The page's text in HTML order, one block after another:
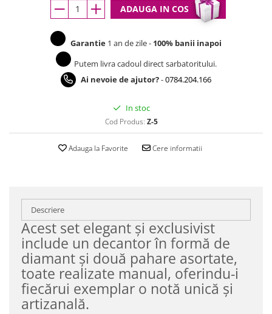
ADAUGA IN COS
Garantie 1 an de zile - 100% banii inapoi
Putem livra cadoul direct sarbatoritului.
Ai nevoie de ajutor?-0784.204.166
In stoc
Cod Produs: Z-5
Adauga la Favorite Cere informatii
Descriere
Acest set elegant și exclusivist
include un decantor în formă de
diamant și două pahare asortate,
toate realizate manual, oferindu-i
fiecărui exemplar o notă unică și
artizanală.